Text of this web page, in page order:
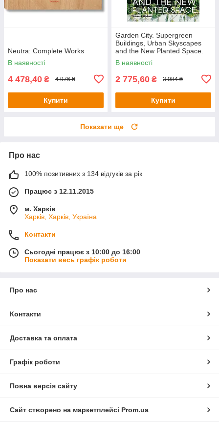
Neutra: Complete Works
В наявності
4 478,40 ₴ 4 976 ₴
Купити
Garden City. Supergreen
Buildings, Urban Skyscapes
and the New Planted Space.
Anna Yudina
В наявності
2 775,60 ₴ 3 084 ₴
Купити
Показати ще
Про нас
100% позитивних з 134 відгуків за рік
Працює з 12.11.2015
м. Харків
Харків, Харків, Україна
Контакти
Сьогодні працює з 10:00 до 16:00
Показати весь графік роботи
Про нас
Контакти
Доставка та оплата
Графік роботи
Повна версія сайту
Сайт створено на маркетплейсі Prom.ua